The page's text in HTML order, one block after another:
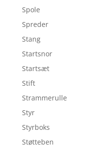
Spole
Spreder
Stang
Startsnor
Startsæt
Stift
Strammerulle
Styr
Styrboks
Støtteben